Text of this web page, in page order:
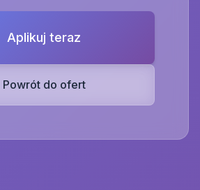
Aplikuj teraz
Powrót do ofert